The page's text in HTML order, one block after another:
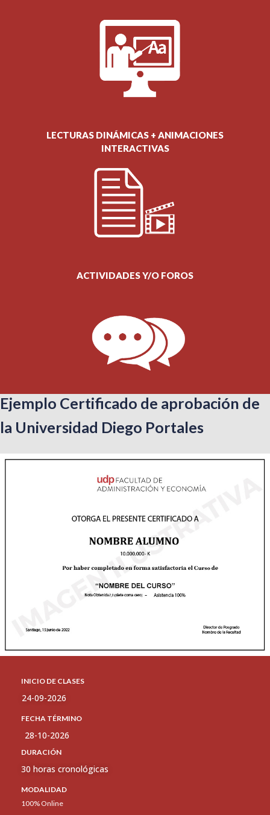
LECTURAS DINÁMICAS + ANIMACIONES
INTERACTIVAS
ACTIVIDADES Y/O FOROS
Ejemplo Certificado de aprobación de
la Universidad Diego Portales
INICIO DE CLASES
24-09-2026
FECHA TÉRMINO
28-10-2026
DURACIÓN
30 horas cronológicas
MODALIDAD
100% Online